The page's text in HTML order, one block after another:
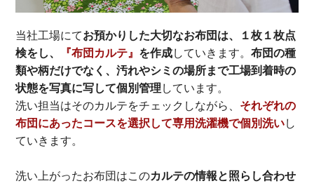
当社工場にてお預かりした大切なお布団は、１枚１枚点
検をし、
『布団カルテ』 を作成していきます。布団の種
類や柄だけでなく、汚れやシミの場所まで工場到着時の
状態を写真に写して個別管理 しています。
洗い担当はそのカルテをチェックしながら、 それぞれの
布団にあったコースを選択して専用洗濯機で個別洗いし
ていきます。
洗い上がったお布団はこのカルテの情報と照らし合わせ